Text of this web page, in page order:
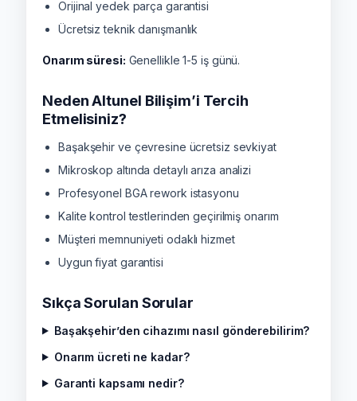
Orijinal yedek parça garantisi
Ücretsiz teknik danışmanlık
Onarım süresi: Genellikle 1-5 iş günü.
Neden Altunel Bilişim’i Tercih
Etmelisiniz?
Başakşehir ve çevresine ücretsiz sevkiyat
Mikroskop altında detaylı arıza analizi
Profesyonel BGA rework istasyonu
Kalite kontrol testlerinden geçirilmiş onarım
Müşteri memnuniyeti odaklı hizmet
Uygun fiyat garantisi
Sıkça Sorulan Sorular
Başakşehir’den cihazımı nasıl gönderebilirim?
Onarım ücreti ne kadar?
Garanti kapsamı nedir?